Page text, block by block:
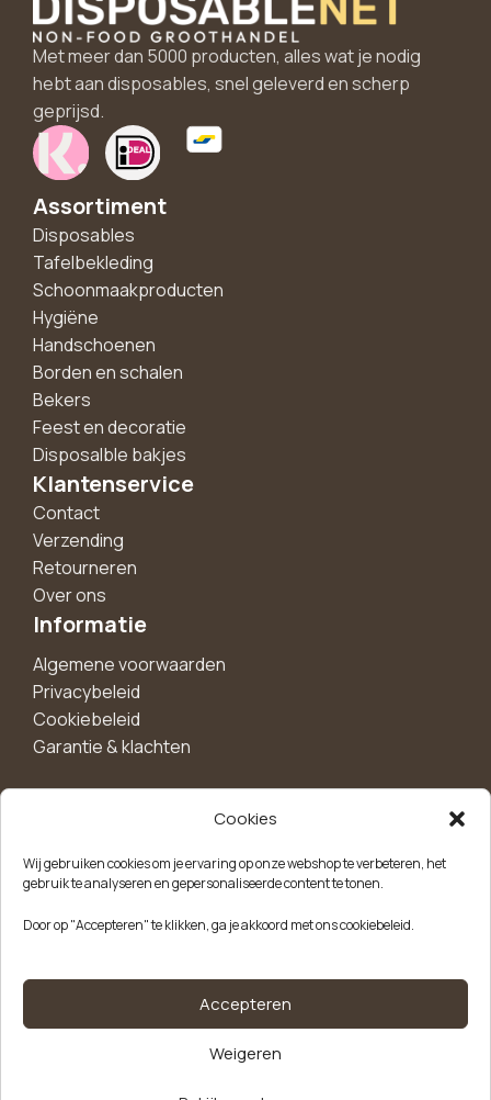
Cookies
Wij gebruiken cookies om je ervaring op onze webshop te verbeteren, het
gebruik te analyseren en gepersonaliseerde content te tonen.
Door op "Accepteren" te klikken, ga je akkoord met ons cookiebeleid.
Accepteren
Weigeren
Met meer dan 5000 producten, alles wat je nodig
hebt aan disposables, snel geleverd en scherp
geprijsd.
Assortiment
Disposables
Tafelbekleding
Schoonmaakproducten
Hygiëne
Handschoenen
Borden en schalen
Bekers
Feest en decoratie
Disposalble bakjes
Klantenservice
Contact
Verzending
Retourneren
Over ons
Informatie
Algemene voorwaarden
Privacybeleid
Cookiebeleid
Garantie & klachten
korting!
aanbiedingen, nieuwe producten en handige tips.
Kvk-nummer: 85504947Btw-nummer: NL863646165B01